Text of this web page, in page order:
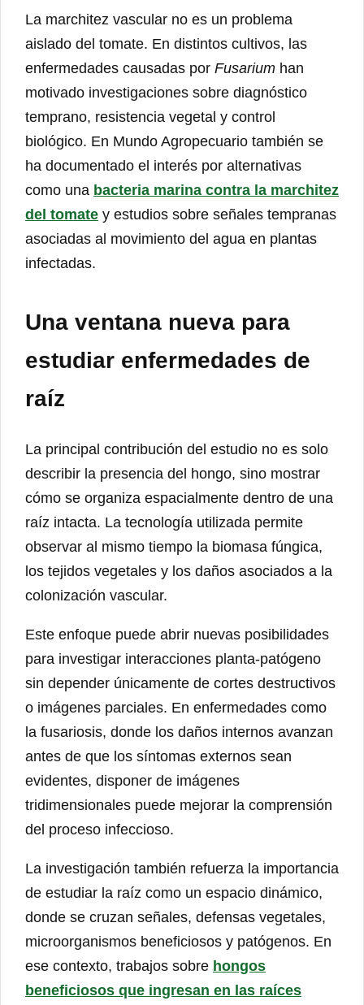
La marchitez vascular no es un problema
aislado del tomate. En distintos cultivos, las
enfermedades causadas por Fusarium han
motivado investigaciones sobre diagnóstico
temprano, resistencia vegetal y control
biológico. En Mundo Agropecuario también se
ha documentado el interés por alternativas
como una bacteria marina contra la marchitez
del tomate y estudios sobre señales tempranas
asociadas al movimiento del agua en plantas
infectadas.
Una ventana nueva para
estudiar enfermedades de
raíz
La principal contribución del estudio no es solo
describir la presencia del hongo, sino mostrar
cómo se organiza espacialmente dentro de una
raíz intacta. La tecnología utilizada permite
observar al mismo tiempo la biomasa fúngica,
los tejidos vegetales y los daños asociados a la
colonización vascular.
Este enfoque puede abrir nuevas posibilidades
para investigar interacciones planta-patógeno
sin depender únicamente de cortes destructivos
o imágenes parciales. En enfermedades como
la fusariosis, donde los daños internos avanzan
antes de que los síntomas externos sean
evidentes, disponer de imágenes
tridimensionales puede mejorar la comprensión
del proceso infeccioso.
La investigación también refuerza la importancia
de estudiar la raíz como un espacio dinámico,
donde se cruzan señales, defensas vegetales,
microorganismos beneficiosos y patógenos. En
ese contexto, trabajos sobre hongos
beneficiosos que ingresan en las raíces